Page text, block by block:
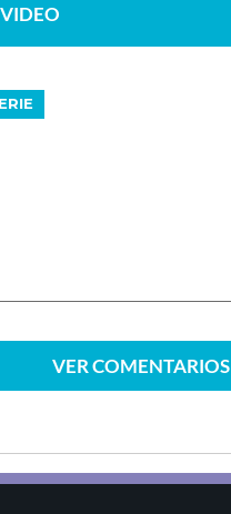
VERCOMENTARIOS